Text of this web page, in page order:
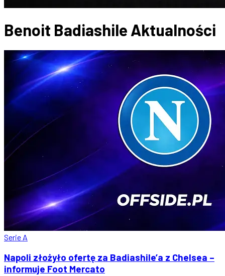
Benoit Badiashile Aktualności
Serie A
Napoli złożyło ofertę za Badiashile’a z Chelsea –
informuje Foot Mercato